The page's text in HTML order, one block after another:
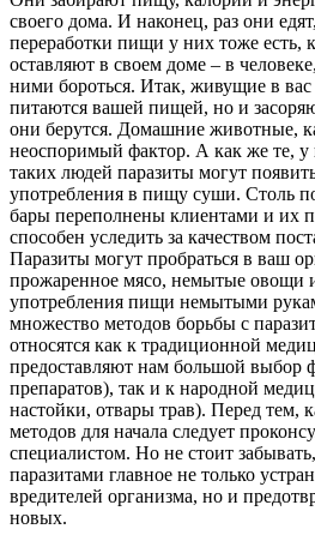
своего дома. И наконец, раз они
переработки пищи у них тоже есть,
оставляют в своем доме – в
ними бороться. Итак, живущие в вас
питаются вашей пищей, но и
они берутся. Домашние животные,
неоспоримый фактор. А как же те, у
таких людей паразиты могут
употребления в пищу суши. Столь
бары переполнены клиентами и их
способен уследить за качеством
Паразиты могут пробраться в ваш
прожаренное мясо, немытые овощи
употребления пищи немытыми
множество методов борьбы с
относятся как к традиционной
предоставляют нам большой выбор
препаратов), так и к народной
настойки, отвары трав). Перед тем,
методов для начала следует
специалистом. Но не стоит
паразитами главное не только
вредителей организма, но и
новых.